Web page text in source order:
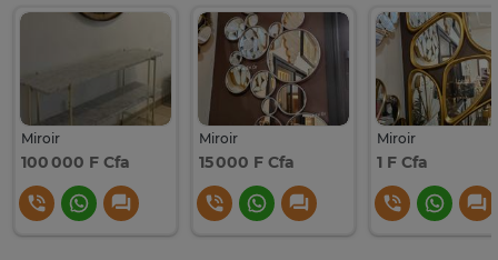
Miroir
100 000 F Cfa
Miroir
15 000 F Cfa
Miroir
1 F Cfa